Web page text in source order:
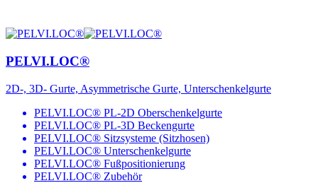
PELVI.LOC®
2D-, 3D- Gurte, Asymmetrische Gurte, Unterschenkelgurte
PELVI.LOC® PL-­2D Oberschenkelgurte
PELVI.LOC® PL-3D Beckengurte
PELVI.LOC® Sitzsysteme (Sitzhosen)
PELVI.LOC® Unterschenkelgurte
PELVI.LOC® Fußpositionierung
PELVI.LOC® Zubehör